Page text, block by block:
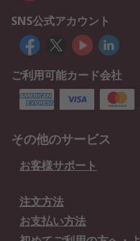
SNS公式アカウント
ご利用可能カード会社
その他のサービス
お客様サポート
注文方法
お支払い方法